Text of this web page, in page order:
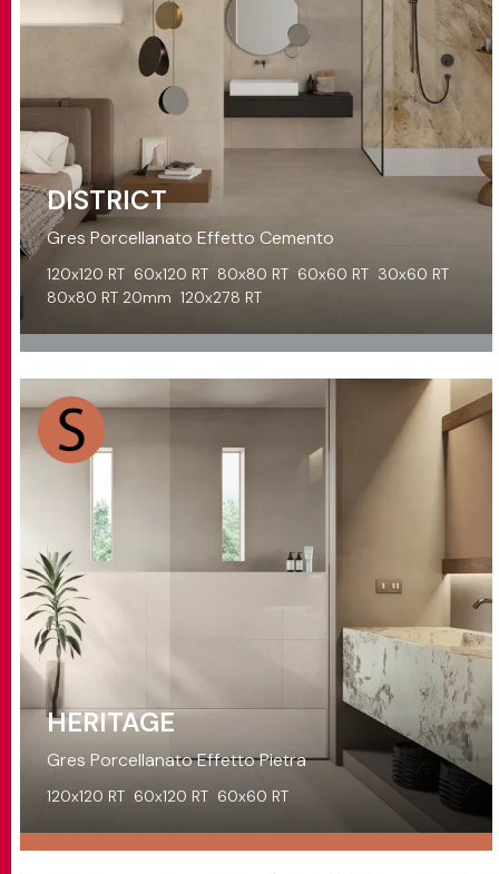
DISTRICT
Gres Porcellanato Effetto Cemento
120x120 RT 60x120 RT 80x80 RT 60x60 RT 30x60 RT
80x80 RT 20mm 120x278 RT
HERITAGE
Gres Porcellanato Effetto Pietra
120x120 RT 60x120 RT 60x60 RT